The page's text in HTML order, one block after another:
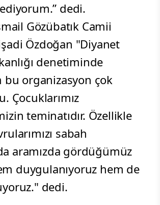
dedi.
Gözübatık Camii
Özdoğan "Diyanet
denetiminde
bu organizasyon çok
Çocuklarımız
teminatıdır. Özellikle
sabah
aramızda gördüğümüz
duygulanıyoruz hem de
dedi.